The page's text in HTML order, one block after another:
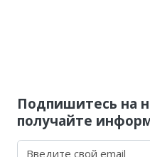
Подпишитесь на
получайте